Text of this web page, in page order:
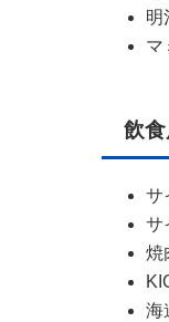
明
マ
飲
サ
サ
焼
海